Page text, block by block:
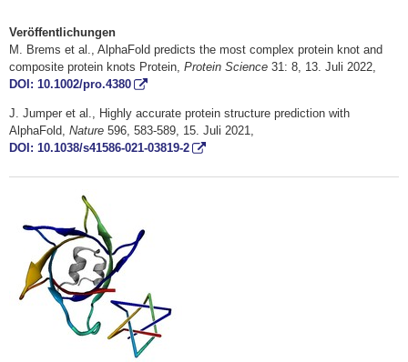
Veröffentlichungen
M. Brems et al., AlphaFold predicts the most complex protein knot and
composite protein knots Protein, Protein Science 31: 8, 13. Juli 2022,
DOI: 10.1002/pro.4380
J. Jumper et al., Highly accurate protein structure prediction with
AlphaFold, Nature 596, 583-589, 15. Juli 2021,
DOI: 10.1038/s41586-021-03819-2